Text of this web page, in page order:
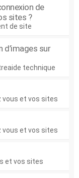
de
sites ?
de site
d’images sur
technique
vous et vos sites
vous et vos sites
et vos sites